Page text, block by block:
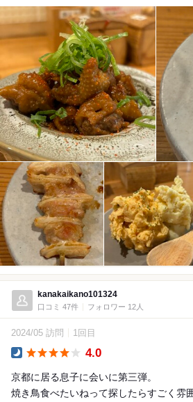
kanakaikano101324
口コミ 47件 フォロワー 12人
2024/05 訪問 1回目
4.0
京都に居る息子に会いに第三弾。
焼き鳥食べたいねって探したらすごく雰